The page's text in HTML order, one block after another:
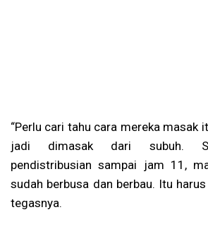
“Perlu cari tahu cara mereka masak
jadi dimasak dari subuh.
pendistribusian sampai jam 11,
sudah berbusa dan berbau. Itu harus
tegasnya.